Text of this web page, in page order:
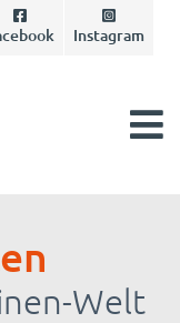
Instagram
Welt